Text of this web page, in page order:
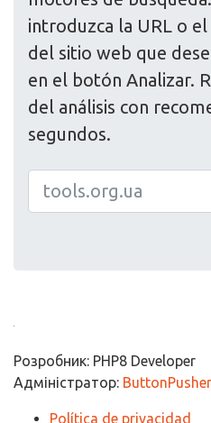
introduzca la URL o
del sitio web que
en el botón Analizar.
del análisis con
segundos.
Розробник: PHP8 Developer
Адміністратор: ButtonPusher
Política de privacidad